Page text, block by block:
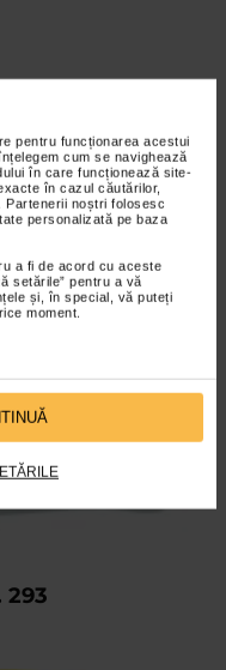
pentru funcționarea acestui
cum se navighează
în care funcționează site-
în cazul căutărilor,
Partenerii noștri folosesc
personalizată pe baza
a fi de acord cu aceste
setările” pentru a vă
și, în special, vă puteți
moment.
293